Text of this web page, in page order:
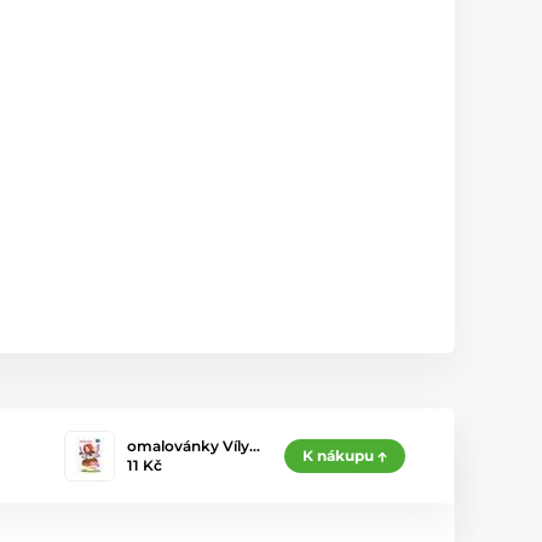
omalovánky Víly…
11 Kč
K nákupu